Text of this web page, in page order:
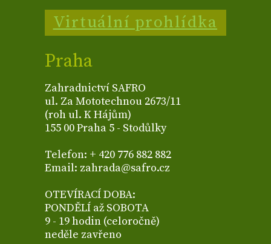
Virtuální prohlídka
Praha
Zahradnictví SAFRO
ul. Za Mototechnou 2673/11
(roh ul. K Hájům)
155 00 Praha 5 - Stodůlky
Telefon: + 420 776 882 882
Email: zahrada@safro.cz
OTEVÍRACÍ DOBA:
PONDĚLÍ až SOBOTA
9 - 19 hodin (celoročně)
neděle zavřeno